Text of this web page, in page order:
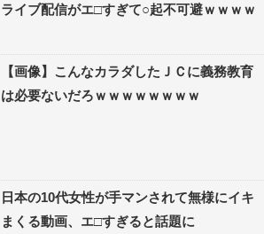
ライブ配信がエ□すぎて○起不可避ｗｗｗｗ
【画像】こんなカラダしたＪＣに義務教育
は必要ないだろｗｗｗｗｗｗｗｗ
日本の10代女性が手マンされて無様にイキ
まくる動画、エ□すぎると話題に